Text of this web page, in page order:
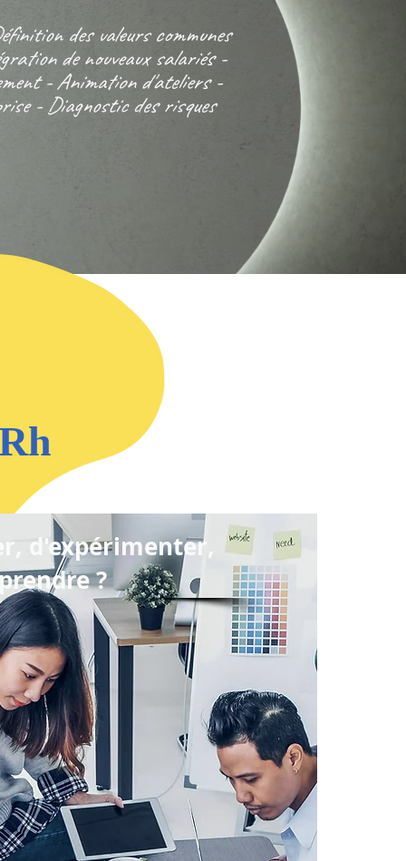
des valeurs communes
de nouveaux salariés-
- Animation d'ateliers-
- Diagnostic des risques
d'expérimenter,
?